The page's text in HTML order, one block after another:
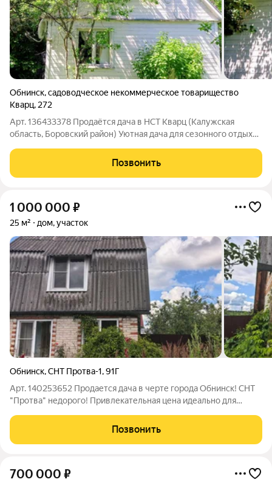
Обнинск,садоводческое некоммерческое товарищество
Кварц, 272
Арт. 136433378 Продаётся дача в НСТ Кварц (Калужская
область, Боровский район) Уютная дача для сезонного отдыха
природу и удобную транспортную доступность. Основные
характеристики:Адрес:
Позвонить
1 000 000 ₽
25 м² дом, участок
Обнинск,СНТ Протва-1,91Г
Арт. 140253652 Продается дача в черте города Обнинск! СНТ
"Протва" недорого! Привлекательная цена идеально для
номер участка : 40: 27:010403:106 Основные характеристики:
Земельный участок
Позвонить
700 000 ₽